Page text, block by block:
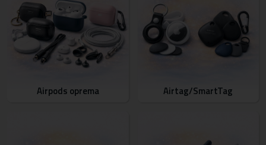
Airpods oprema Airtag/SmartTag